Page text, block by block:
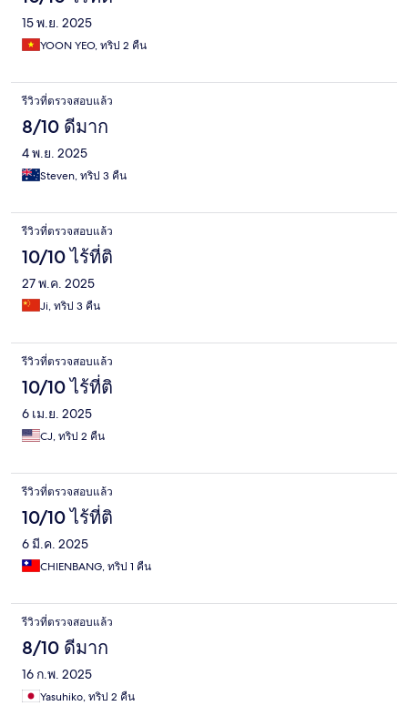
15 พ.ย. 2025
YOON YEO, ทริป 2 คืน
รีวิวที่ตรวจสอบแล้ว
8/10 ดีมาก
4 พ.ย. 2025
Steven, ทริป 3 คืน
รีวิวที่ตรวจสอบแล้ว
10/10 ไร้ที่ติ
27 พ.ค. 2025
Ji, ทริป 3 คืน
รีวิวที่ตรวจสอบแล้ว
10/10 ไร้ที่ติ
6 เม.ย. 2025
CJ, ทริป 2 คืน
รีวิวที่ตรวจสอบแล้ว
10/10 ไร้ที่ติ
6 มี.ค. 2025
CHIENBANG, ทริป 1 คืน
รีวิวที่ตรวจสอบแล้ว
8/10 ดีมาก
16 ก.พ. 2025
Yasuhiko, ทริป 2 คืน